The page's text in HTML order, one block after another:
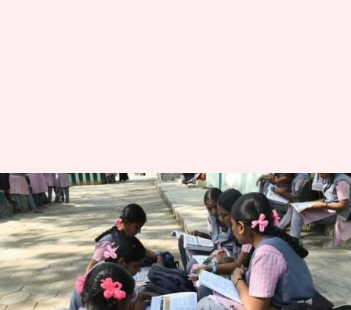
తమిళనాడు: విద్యాలయాలకు మళ్లీ
వేసవి సెలవుల పొడిగింపు
వ్రాసిన వారు TEJAVYAS BESTHA Jun 06, 2023 03:49 pm
ఈ వార్తాకథనం ఏంటి